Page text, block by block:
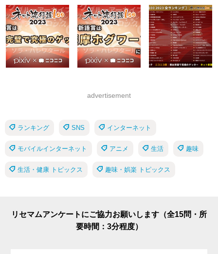
advertisement
ランキング SNS インターネット
モバイルインターネット アニメ 生活 趣味
生活・健康 トピックス 趣味・娯楽 トピックス
リセマムアンケートにご協力お願いします（全15問・所
要時間：3分程度）